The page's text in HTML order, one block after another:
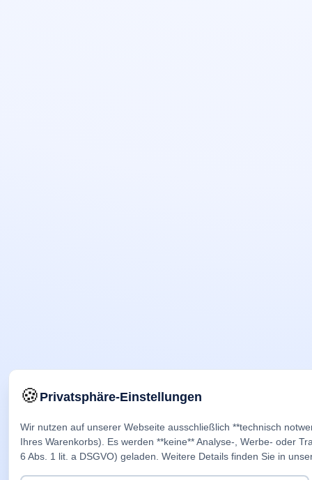
🍪Privatsphäre-Einstellungen
Wir nutzen auf unserer Webseite ausschließlich **technisch
Ihres Warenkorbs). Es werden **keine** Analyse-, Werbe- oder
6 Abs. 1 lit. a DSGVO) geladen. Weitere Details finden Sie in